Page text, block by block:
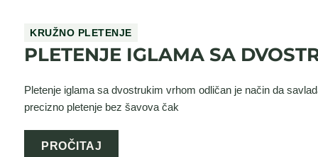
KRUŽNO PLETENJE
PLETENJE IGLAMA SA
Pletenje iglama sa dvostrukim vrhom odličan je način da
precizno pletenje bez šavova čak
PROČITAJ